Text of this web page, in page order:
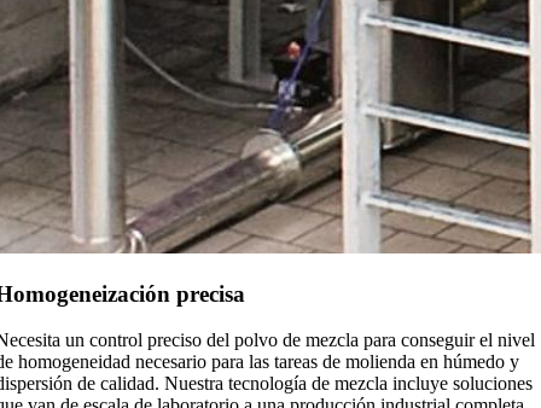
precisa
un control preciso del polvo de mezcla para conseguir el nivel
homogeneidad necesario para las tareas de molienda en húmedo y
de calidad. Nuestra tecnología de mezcla incluye soluciones